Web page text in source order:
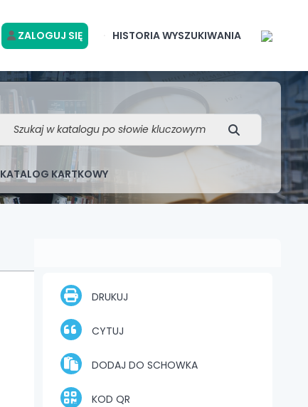
ZALOGUJ SIĘ HISTORIA WYSZUKIWANIA
KATALOG KARTKOWY
DRUKUJ
CYTUJ
DODAJ DO SCHOWKA
KOD QR